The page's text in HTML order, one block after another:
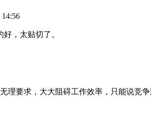
，太贴切了。
理要求，大大阻碍工作效率，只能说竞